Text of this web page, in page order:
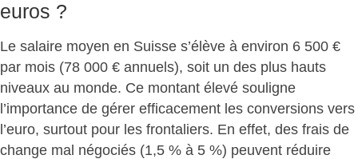
euros ?
Le salaire moyen en Suisse s’élève à environ 6 500 €
par mois (78 000 € annuels), soit un des plus hauts
niveaux au monde. Ce montant élevé souligne
l’importance de gérer efficacement les conversions vers
l’euro, surtout pour les frontaliers. En effet, des frais de
change mal négociés (1,5 % à 5 %) peuvent réduire